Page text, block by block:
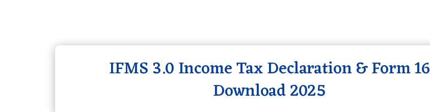
IFMS 3.0 Income Tax Declaration & Form 16
Download 2025